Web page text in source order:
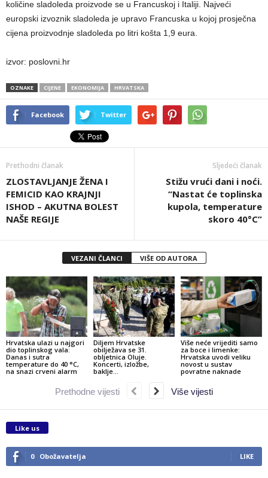
količine sladoleda proizvode se u Francuskoj i Italiji. Najveći
europski izvoznik sladoleda je upravo Francuska u kojoj prosječna
cijena proizvodnje sladoleda po litri košta 1,9 eura.
izvor: poslovni.hr
OZNAKE CIJENE EKONOMIJA HRVATSKA
Facebook Twitter
Prethodni članak
ZLOSTAVLJANJE ŽENA I
FEMICID KAO KRAJNJI
ISHOD – AKUTNA BOLEST
NAŠE REGIJE
Sljedeći članak
Stižu vrući dani i noći.
“Nastat će toplinska
kupola, temperature
skoro 40°C”
VEZANI ČLANCI VIŠE OD AUTORA
Hrvatska ulazi u najgori
dio toplinskog vala:
Danas i sutra
temperature do 40 °C,
na snazi crveni alarm
Diljem Hrvatske
obilježava se 31.
obljetnica Oluje.
Koncerti, izložbe,
baklje…
Više neće vrijediti samo
za boce i limenke:
Hrvatska uvodi veliku
novost u sustav
povratne naknade
Prethodne vijesti Više vijesti
Like us
0 Obožavatelja LIKE